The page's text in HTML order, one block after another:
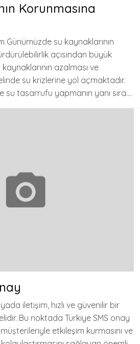
Korunmasına
su kaynaklarının
açısından büyük
azalması ve
su krizlerine yol açmaktadır.
su tasarrufu yapmanın yanı sıra….
iletişim, hızlı ve güvenilir bir
Bu noktada Türkiye SMS onay
etkileşim kurmasını ve